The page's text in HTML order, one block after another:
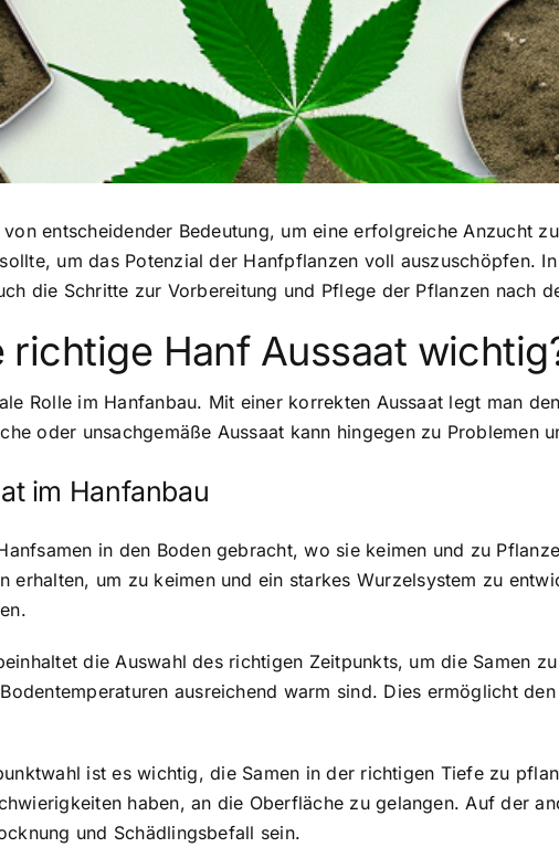
entscheidender Bedeutung, um eine erfolgreiche Anzucht
um das Potenzial der Hanfpflanzen voll auszuschöpfen.
die Schritte zur Vorbereitung und Pflege der Pflanzen nach
richtige Hanf Aussaat
Rolle im Hanfanbau. Mit einer korrekten Aussaat legt man
oder unsachgemäße Aussaat kann hingegen zu Problemen
im Hanfanbau
in den Boden gebracht, wo sie keimen und zu
erhalten, um zu keimen und ein starkes Wurzelsystem zu
die Auswahl des richtigen Zeitpunkts, um die Samen
ausreichend warm sind. Dies ermöglicht
ist es wichtig, die Samen in der richtigen Tiefe zu
haben, an die Oberfläche zu gelangen. Auf der
und Schädlingsbefall sein.